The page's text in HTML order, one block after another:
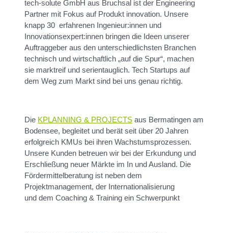
tech-solute GmbH aus Bruchsal ist der Engineering
Partner mit Fokus auf Produkt innovation. Unsere
knapp 30 erfahrenen Ingenieur:innen und
Innovationsexpert:innen bringen die Ideen unserer
Auftraggeber aus den unterschiedlichsten Branchen
technisch und wirtschaftlich „auf die Spur“, machen
sie marktreif und serientauglich. Tech Startups auf
dem Weg zum Markt sind bei uns genau richtig.
Die KPLANNING & PROJECTS aus Bermatingen am
Bodensee, begleitet und berät seit über 20 Jahren
erfolgreich KMUs bei ihren Wachstumsprozessen.
Unsere Kunden betreuen wir bei der Erkundung und
Erschließung neuer Märkte im In und Ausland. Die
Fördermittelberatung ist neben dem
Projektmanagement, der Internationalisierung
und dem Coaching & Training ein Schwerpunkt